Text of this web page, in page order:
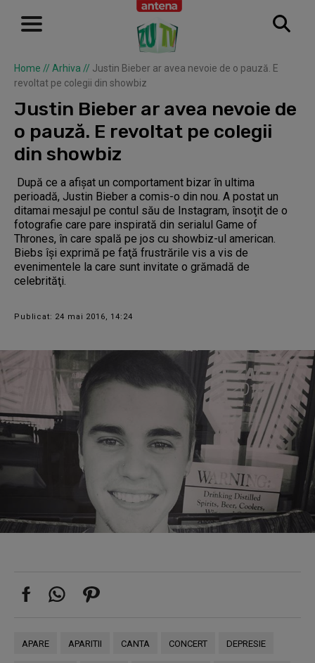
Home // Arhiva // Justin Bieber ar avea nevoie de o pauză. E
revoltat pe colegii din showbiz
Justin Bieber ar avea nevoie de
o pauză. E revoltat pe colegii
din showbiz
După ce a afişat un comportament bizar în ultima
perioadă, Justin Bieber a comis-o din nou. A postat un
ditamai mesajul pe contul său de Instagram, însoţit de o
fotografie care pare inspirată din serialul Game of
Thrones, în care spală pe jos cu showbiz-ul american.
Biebs îşi exprimă pe faţă frustrările vis a vis de
evenimentele la care sunt invitate o grămadă de
celebrităţi.
Publicat: 24 mai 2016, 14:24
APARE APARITII CANTA CONCERT DEPRESIE